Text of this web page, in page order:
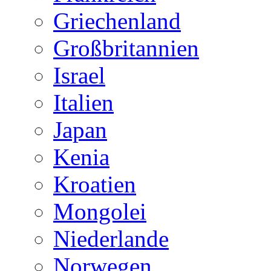
Griechenland
Großbritannien
Israel
Italien
Japan
Kenia
Kroatien
Mongolei
Niederlande
Norwegen